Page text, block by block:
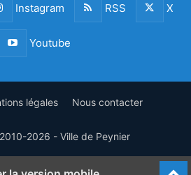
Instagram RSS X
Youtube
légales Nous contacter
2026 - Ville de Peynier